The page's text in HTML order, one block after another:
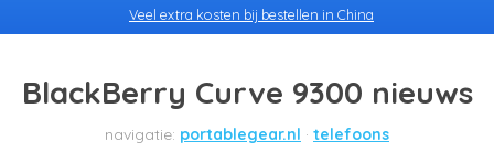
Veel extra kosten bij bestellen in China
BlackBerry Curve 9300 nieuws
portablegear.nl telefoons